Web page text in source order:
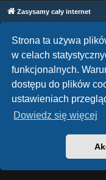
Strona ta używa
w celach
funkcjonalnych.
dostępu do plików
ustawieniach
Dowiedz się więcej
Zasysamy cały internet
Polski
Zasady